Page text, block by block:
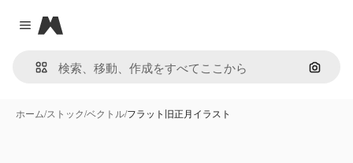
Close menu
Magnific
画像で
ホーム/ストック/ベクトル/フラット旧正月イラスト